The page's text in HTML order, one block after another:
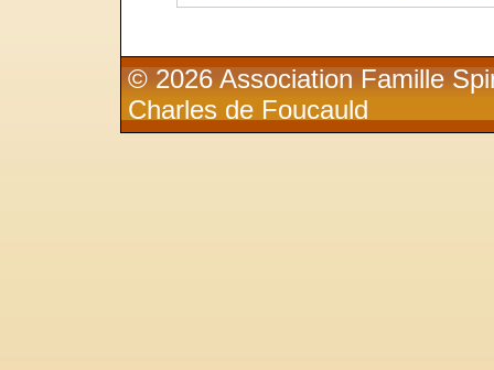
© 2026 Association Famille
Charles de Foucauld